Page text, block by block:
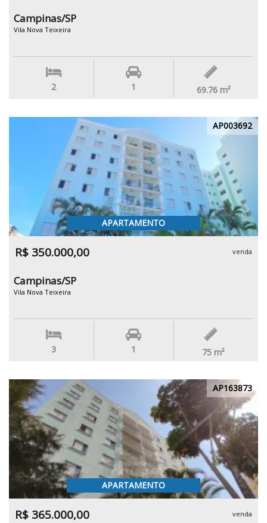
Campinas/SP
Vila Nova Teixeira
2 1 69.76 m²
AP003692
APARTAMENTO
R$ 350.000,00 venda
Campinas/SP
Vila Nova Teixeira
3 1 75 m²
AP163873
APARTAMENTO
R$ 365.000,00 venda